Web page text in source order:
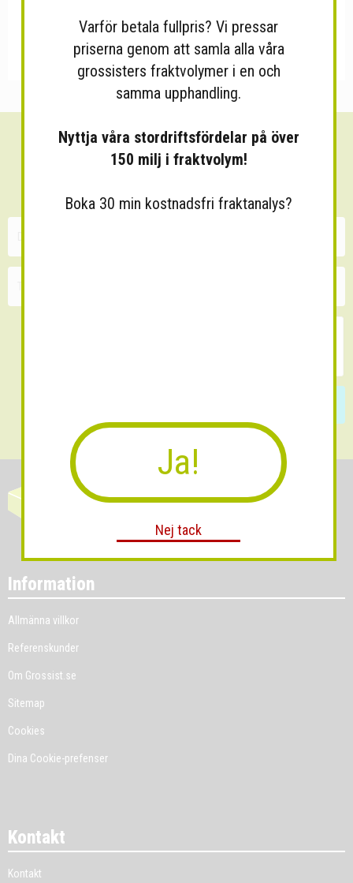
Sänk dina fraktkostnader!
Information
Allmänna villkor
Referenskunder
Om Grossist.se
Sitemap
Cookies
Dina Cookie-prefenser
Kontakt
Kontakt
Varför betala fullpris? Vi pressar
priserna genom att samla alla våra
grossisters fraktvolymer i en och
samma upphandling.
Nyttja våra stordriftsfördelar på över
150 milj i fraktvolym!
Boka 30 min kostnadsfri fraktanalys?
Ja!
Nej tack